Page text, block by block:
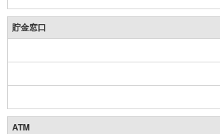
貯金窓口
ATM